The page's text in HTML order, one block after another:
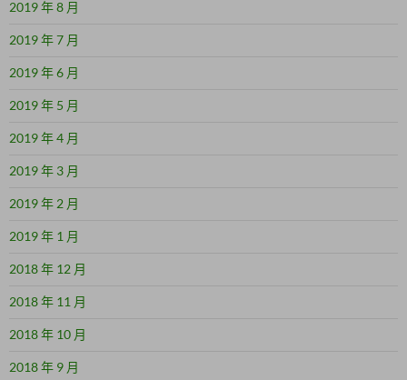
2019 年 8 月
2019 年 7 月
2019 年 6 月
2019 年 5 月
2019 年 4 月
2019 年 3 月
2019 年 2 月
2019 年 1 月
2018 年 12 月
2018 年 11 月
2018 年 10 月
2018 年 9 月